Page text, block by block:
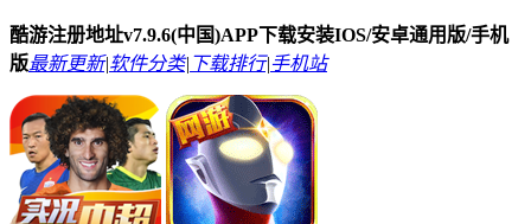
酷游注册地址v7.9.6(中国)APP下载安装IOS/安卓通用版/手机
版最新更新|软件分类| 下载排行|手机站